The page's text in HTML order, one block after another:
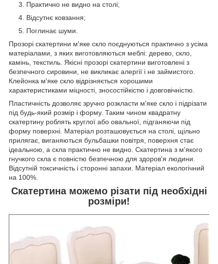
Практично не видно на столі;
Відсутнє ковзання;
Поглинає шуми.
Прозорі скатертини м'яке скло поєднуються практично з усіма
матеріалами, з яких виготовляються меблі: дерево, скло,
камінь, текстиль. Якісні прозорі скатертини виготовлені з
безпечного сировини, не викликає алергії і не займистого.
Клейонка м'яке скло відрізняється хорошими
характеристиками міцності, зносостійкістю і довговічністю.
Пластичність дозволяє зручно розкласти м'яке скло і підрізати
під будь-який розмір і форму. Таким чином квадратну
скатертину роблять круглої або овальної, підганяючи під
форму поверхні. Матеріал розташовується на столі, щільно
прилягає, виганяються бульбашки повітря, поверхня стає
ідеальною, а скла практично не видно. Скатертина з м'якого
гнучкого скла є повністю безпечною для здоров'я людини.
Відсутній токсичність і сторонні запахи. Матеріал екологічний
на 100%.
Скатертина можемо різати під необхідні
розміри!